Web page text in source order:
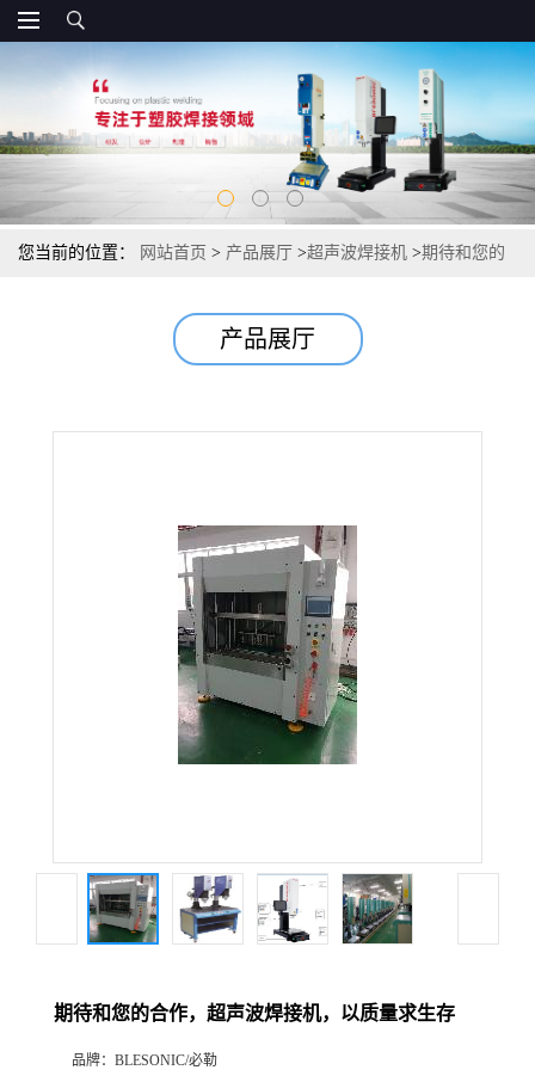
您当前的位置： 网站首页 > 产品展厅 >超声波焊接机 >期待和您的
产品展厅
期待和您的合作，超声波焊接机，以质量求生存
品牌： BLESONIC/必勒